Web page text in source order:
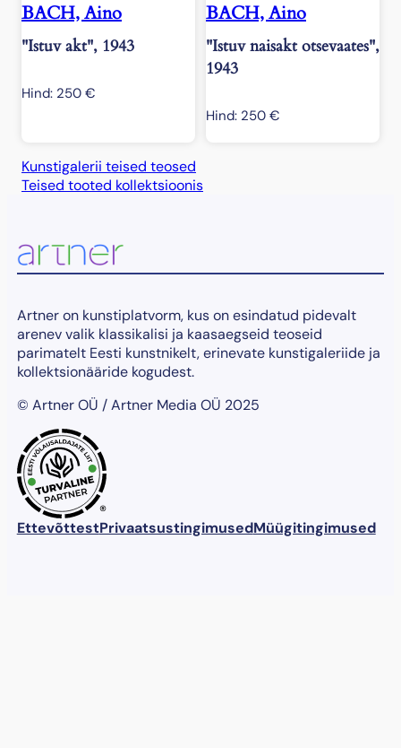
BACH, Aino
"Istuv akt", 1943
Hind: 250 €
BACH, Aino
"Istuv naisakt otsevaates",
1943
Hind: 250 €
Kunstigalerii teised teosed
Teised tooted kollektsioonis
Artner on kunstiplatvorm, kus on esindatud pidevalt
arenev valik klassikalisi ja kaasaegseid teoseid
parimatelt Eesti kunstnikelt, erinevate kunstigaleriide ja
kollektsionääride kogudest.
© Artner OÜ / Artner Media OÜ 2025
®
EttevõttestPrivaatsustingimusedMüügitingimused